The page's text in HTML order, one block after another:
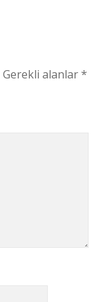
Gerekli alanlar*